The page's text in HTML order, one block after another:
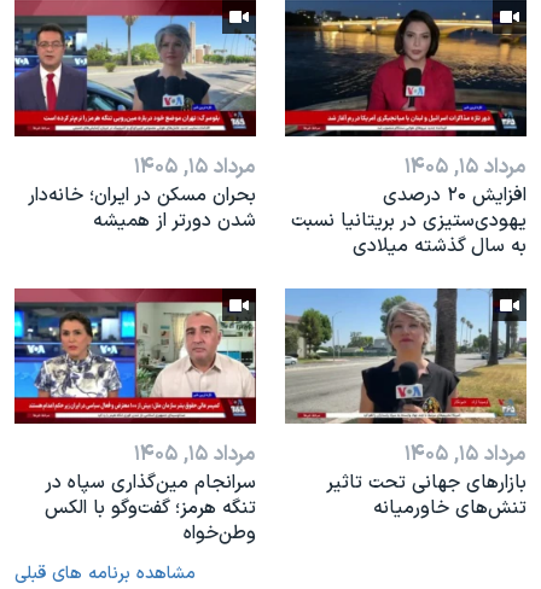
مرداد ۱۵, ۱۴۰۵
افزایش ۲۰ درصدی
یهودی‌ستیزی در بریتانیا نسبت
به سال گذشته میلادی
مرداد ۱۵, ۱۴۰۵
بحران مسکن در ایران؛ خانه‌دار
شدن دورتر از همیشه
مرداد ۱۵, ۱۴۰۵
بازارهای جهانی تحت تاثیر
تنش‌های خاورمیانه
مرداد ۱۵, ۱۴۰۵
سرانجام مین‌گذاری‌ سپاه در
تنگه هرمز؛ گفت‌وگو با الکس
وطن‌خواه
مشاهده برنامه های قبلی